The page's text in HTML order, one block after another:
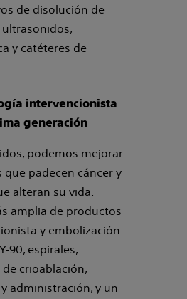
de disolución de
y catéteres de
intervencionista
generación
podemos mejorar
que padecen cáncer y
alteran su vida.
amplia de productos
y embolización
90, espirales,
crioablación,
administración, y un